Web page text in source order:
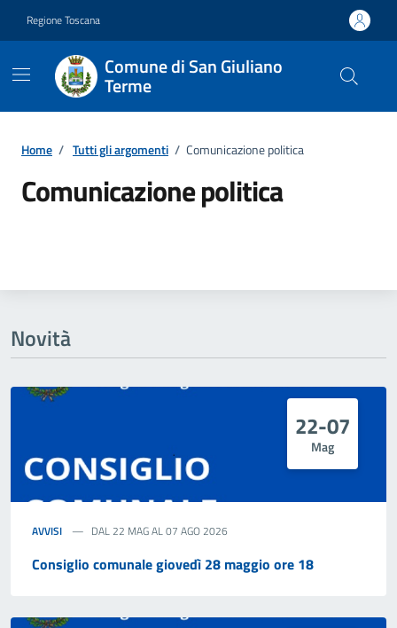
Regione Toscana
Comune di San Giuliano
Terme
Home / Tutti gli argomenti / Comunicazione politica
Comunicazione politica
Novità
22-07
Mag
AVVISI DAL 22 MAG AL 07 AGO 2026
Consiglio comunale giovedì 28 maggio ore 18